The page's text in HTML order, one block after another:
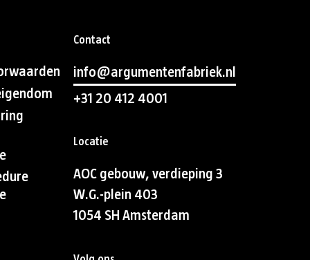
Contact
info@argumentenfabriek.nl
+31 20 412 4001
Locatie
AOC gebouw, verdieping 3
W.G.-plein 403
1054 SH Amsterdam